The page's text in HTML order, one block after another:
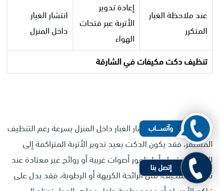
عند ملاحظة الغبار
المتكرر
إعادة تدوير
الأتربة عبر فتحات
الهواء
انتشار الغبار
داخل المنزل
تنظيف دكت مكيفات في الشارقة
كذلك، إذا لاحظت انتشار الغبار داخل المنزل بسرعة رغم التنظيف
المستمر، فقد يكون الدكت يعيد تدوير الأتربة المتراكمة إلى
الغرف باستمرار. أما ظهور أصوات غريبة أو روائح غير معتادة عند
تشغيل المكيف، مثل الرائحة الكريهة أو الرطوبة، فقد يدل على
إتصل بنا
وآتســــاب